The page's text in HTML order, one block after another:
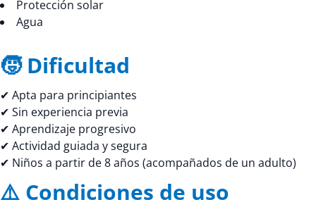
Protección solar
Agua
🧒 Dificultad
✔ Apta para principiantes
✔ Sin experiencia previa
✔ Aprendizaje progresivo
✔ Actividad guiada y segura
✔ Niños a partir de 8 años (acompañados de un adulto)
⚠️ Condiciones de uso